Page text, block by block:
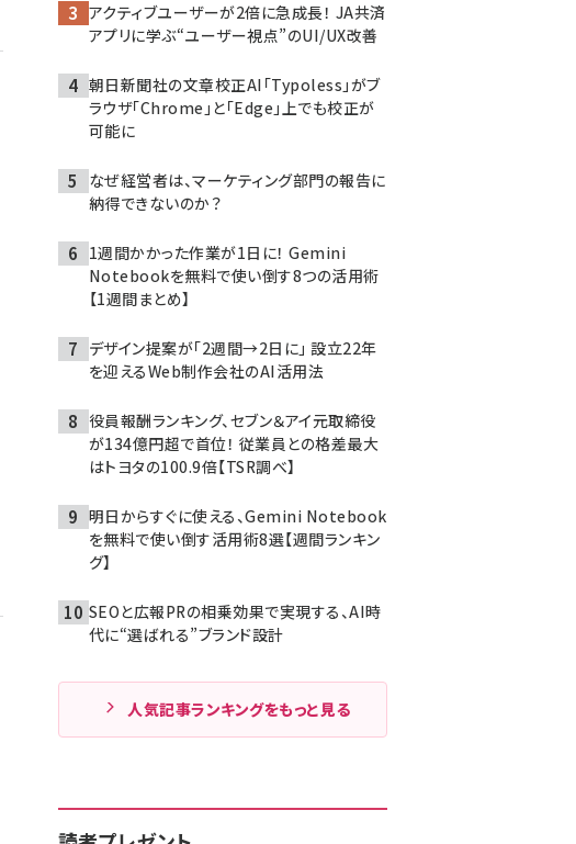
アクティブユーザーが2倍に急成長！ JA共済
アプリに学ぶ“ユーザー視点”のUI/UX改善
朝日新聞社の文章校正AI「Typoless」がブ
ラウザ「Chrome」と「Edge」上でも校正が
可能に
なぜ経営者は、マーケティング部門の報告に
納得できないのか？
1週間かかった作業が1日に！ Gemini
Notebookを無料で使い倒す8つの活用術
【1週間まとめ】
デザイン提案が「2週間→2日に」 設立22年
を迎えるWeb制作会社のAI活用法
役員報酬ランキング、セブン＆アイ元取締役
が134億円超で首位！ 従業員との格差最大
はトヨタの100.9倍【TSR調べ】
明日からすぐに使える、Gemini Notebook
を無料で使い倒す活用術8選【週間ランキン
グ】
SEOと広報PRの相乗効果で実現する、AI時
代に“選ばれる”ブランド設計
人気記事ランキングをもっと見る